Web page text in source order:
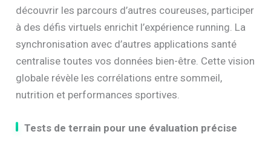
découvrir les parcours d’autres coureuses, participer
à des défis virtuels enrichit l’expérience running. La
synchronisation avec d’autres applications santé
centralise toutes vos données bien-être. Cette vision
globale révèle les corrélations entre sommeil,
nutrition et performances sportives.
Tests de terrain pour une évaluation précise